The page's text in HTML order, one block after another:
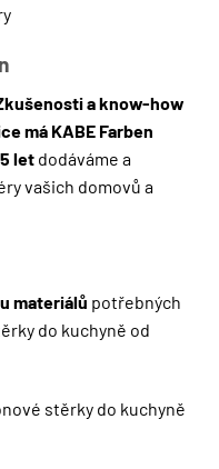
a know-how
má KABE Farben
let dodáváme a
vašich domovů a
materiálů potřebných
do kuchyně od
stěrky do kuchyně